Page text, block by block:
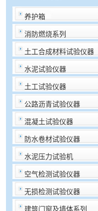
养护箱
消防燃烧系列
土工合成材料试验仪器
水泥试验仪器
土工试验仪器
公路沥青试验仪器
混凝土试验仪器
防水卷材试验仪器
水泥压力试验机
空气检测试验仪器
无损检测试验仪器
建筑门窗及墙体系列